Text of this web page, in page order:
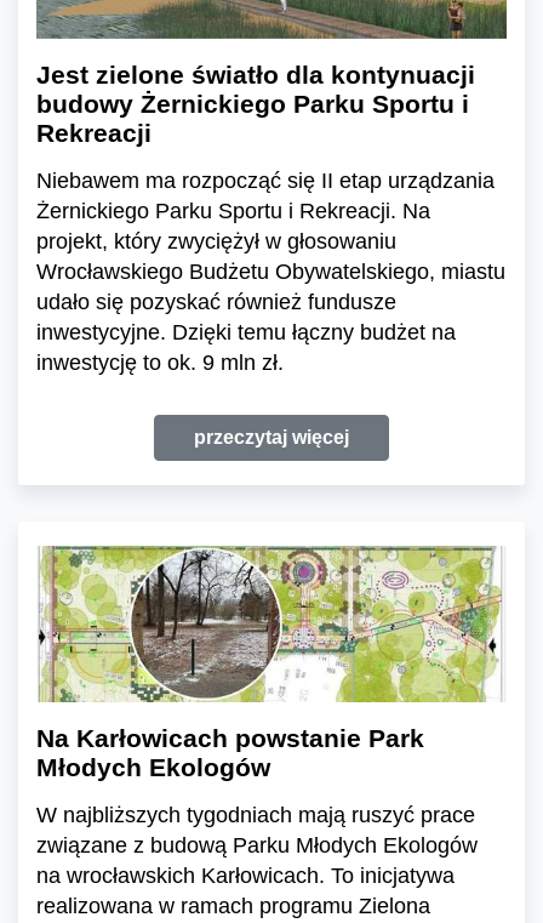
Jest zielone światło dla kontynuacji
budowy Żernickiego Parku Sportu i
Rekreacji
Niebawem ma rozpocząć się II etap urządzania
Żernickiego Parku Sportu i Rekreacji. Na
projekt, który zwyciężył w głosowaniu
Wrocławskiego Budżetu Obywatelskiego, miastu
udało się pozyskać również fundusze
inwestycyjne. Dzięki temu łączny budżet na
inwestycję to ok. 9 mln zł.
przeczytaj więcej
Na Karłowicach powstanie Park
Młodych Ekologów
W najbliższych tygodniach mają ruszyć prace
związane z budową Parku Młodych Ekologów
na wrocławskich Karłowicach. To inicjatywa
realizowana w ramach programu Zielona